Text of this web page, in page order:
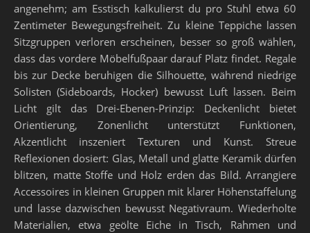
angenehm; am Esstisch kalkulierst du pro Stuhl etwa 60
Zentimeter Bewegungsfreiheit. Zu kleine Teppiche lassen
Sitzgruppen verloren erscheinen, besser so groß wählen,
dass das vordere Möbelfußpaar darauf Platz findet. Regale
bis zur Decke beruhigen die Silhouette, während niedrige
Solisten (Sideboards, Hocker) bewusst Luft lassen. Beim
Licht gilt das Drei-Ebenen-Prinzip: Deckenlicht bietet
Orientierung, Zonenlicht unterstützt Funktionen,
Akzentlicht inszeniert Texturen und Kunst. Streue
Reflexionen dosiert: Glas, Metall und glatte Keramik dürfen
blitzen, matte Stoffe und Holz erden das Bild. Arrangiere
Accessoires in kleinen Gruppen mit klarer Höhenstaffelung
und lasse dazwischen bewusst Negativraum. Wiederholte
Materialien, etwa geölte Eiche in Tisch, Rahmen und